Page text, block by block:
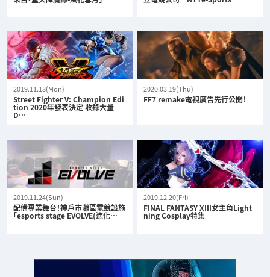
2019.11.18(Mon)
Street Fighter V: Champion Edi
tion 2020年發表決定 收錄大量
D…
2020.03.19(Thu)
FF7 remake電視廣告先行公開！
2019.11.24(Sun)
配備專業舞台！神戶市灘區電競設施
「esports stage EVOLVE(進化…
2019.12.20(Fri)
FINAL FANTASY XIII女主角Light
ning Cosplay特集